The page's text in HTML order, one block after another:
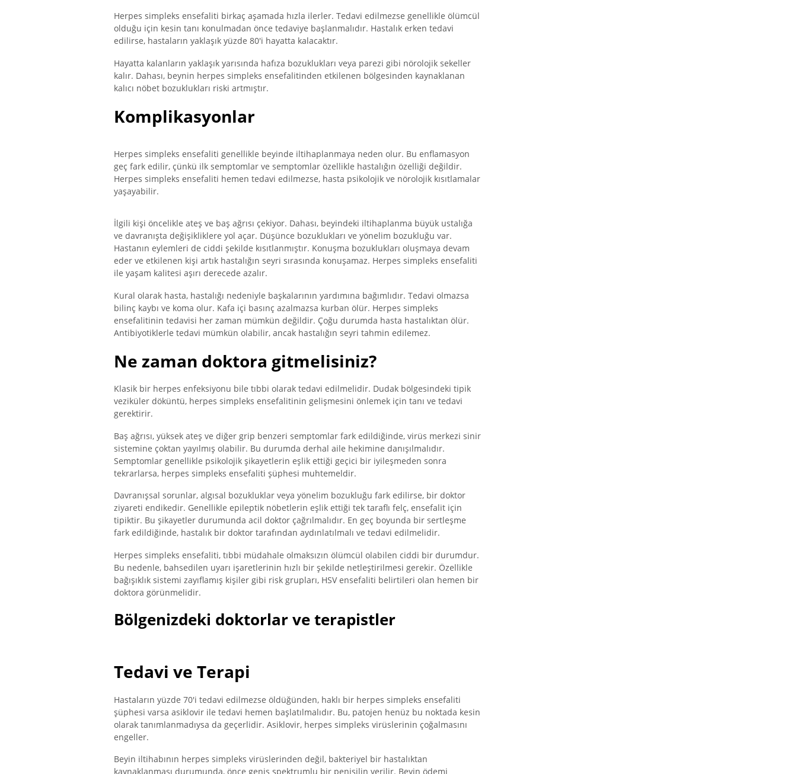
Herpes simpleks ensefaliti birkaç aşamada hızla ilerler. Tedavi edilmezse genellikle ölümcül
olduğu için kesin tanı konulmadan önce tedaviye başlanmalıdır. Hastalık erken tedavi
edilirse, hastaların yaklaşık yüzde 80'i hayatta kalacaktır.
Hayatta kalanların yaklaşık yarısında hafıza bozuklukları veya parezi gibi nörolojik sekeller
kalır. Dahası, beynin herpes simpleks ensefalitinden etkilenen bölgesinden kaynaklanan
kalıcı nöbet bozuklukları riski artmıştır.
Komplikasyonlar
Herpes simpleks ensefaliti genellikle beyinde iltihaplanmaya neden olur. Bu enflamasyon
geç fark edilir, çünkü ilk semptomlar ve semptomlar özellikle hastalığın özelliği değildir.
Herpes simpleks ensefaliti hemen tedavi edilmezse, hasta psikolojik ve nörolojik kısıtlamalar
yaşayabilir.
İlgili kişi öncelikle ateş ve baş ağrısı çekiyor. Dahası, beyindeki iltihaplanma büyük ustalığa
ve davranışta değişikliklere yol açar. Düşünce bozuklukları ve yönelim bozukluğu var.
Hastanın eylemleri de ciddi şekilde kısıtlanmıştır. Konuşma bozuklukları oluşmaya devam
eder ve etkilenen kişi artık hastalığın seyri sırasında konuşamaz. Herpes simpleks ensefaliti
ile yaşam kalitesi aşırı derecede azalır.
Kural olarak hasta, hastalığı nedeniyle başkalarının yardımına bağımlıdır. Tedavi olmazsa
bilinç kaybı ve koma olur. Kafa içi basınç azalmazsa kurban ölür. Herpes simpleks
ensefalitinin tedavisi her zaman mümkün değildir. Çoğu durumda hasta hastalıktan ölür.
Antibiyotiklerle tedavi mümkün olabilir, ancak hastalığın seyri tahmin edilemez.
Ne zaman doktora gitmelisiniz?
Klasik bir herpes enfeksiyonu bile tıbbi olarak tedavi edilmelidir. Dudak bölgesindeki tipik
veziküler döküntü, herpes simpleks ensefalitinin gelişmesini önlemek için tanı ve tedavi
gerektirir.
Baş ağrısı, yüksek ateş ve diğer grip benzeri semptomlar fark edildiğinde, virüs merkezi sinir
sistemine çoktan yayılmış olabilir. Bu durumda derhal aile hekimine danışılmalıdır.
Semptomlar genellikle psikolojik şikayetlerin eşlik ettiği geçici bir iyileşmeden sonra
tekrarlarsa, herpes simpleks ensefaliti şüphesi muhtemeldir.
Davranışsal sorunlar, algısal bozukluklar veya yönelim bozukluğu fark edilirse, bir doktor
ziyareti endikedir. Genellikle epileptik nöbetlerin eşlik ettiği tek taraflı felç, ensefalit için
tipiktir. Bu şikayetler durumunda acil doktor çağrılmalıdır. En geç boyunda bir sertleşme
fark edildiğinde, hastalık bir doktor tarafından aydınlatılmalı ve tedavi edilmelidir.
Herpes simpleks ensefaliti, tıbbi müdahale olmaksızın ölümcül olabilen ciddi bir durumdur.
Bu nedenle, bahsedilen uyarı işaretlerinin hızlı bir şekilde netleştirilmesi gerekir. Özellikle
bağışıklık sistemi zayıflamış kişiler gibi risk grupları, HSV ensefaliti belirtileri olan hemen bir
doktora görünmelidir.
Bölgenizdeki doktorlar ve terapistler
Tedavi ve Terapi
Hastaların yüzde 70'i tedavi edilmezse öldüğünden, haklı bir herpes simpleks ensefaliti
şüphesi varsa asiklovir ile tedavi hemen başlatılmalıdır. Bu, patojen henüz bu noktada kesin
olarak tanımlanmadıysa da geçerlidir. Asiklovir, herpes simpleks virüslerinin çoğalmasını
engeller.
Beyin iltihabının herpes simpleks virüslerinden değil, bakteriyel bir hastalıktan
kaynaklanması durumunda, önce geniş spektrumlu bir penisilin verilir. Beyin ödemi